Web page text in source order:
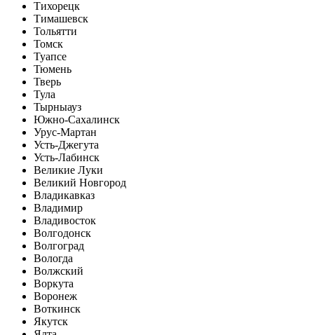
Тихорецк
Тимашевск
Тольятти
Томск
Туапсе
Тюмень
Тверь
Тула
Тырныауз
Южно-Сахалинск
Урус-Мартан
Усть-Джегута
Усть-Лабинск
Великие Луки
Великий Новгород
Владикавказ
Владимир
Владивосток
Волгодонск
Волгоград
Вологда
Волжский
Воркута
Воронеж
Воткинск
Якутск